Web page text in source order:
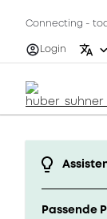
Connecting -
Login
Passende